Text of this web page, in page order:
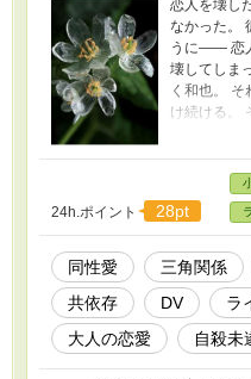
恋人を壊し
なかった。
うに—— 恋
壊してしま
く和也。
け続ける。
いたのが、
気づくこと
る。 そし
命は繋がっ
孝明の存在
友を失い、
い。 これは
してしまっ
24h.ポイント 28pt
同性愛 三角関係
共依存
DV
ラ
大人の恋愛
自殺未